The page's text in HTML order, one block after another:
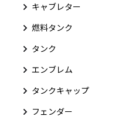
キャブレター
燃料タンク
タンク
エンブレム
タンクキャップ
フェンダー